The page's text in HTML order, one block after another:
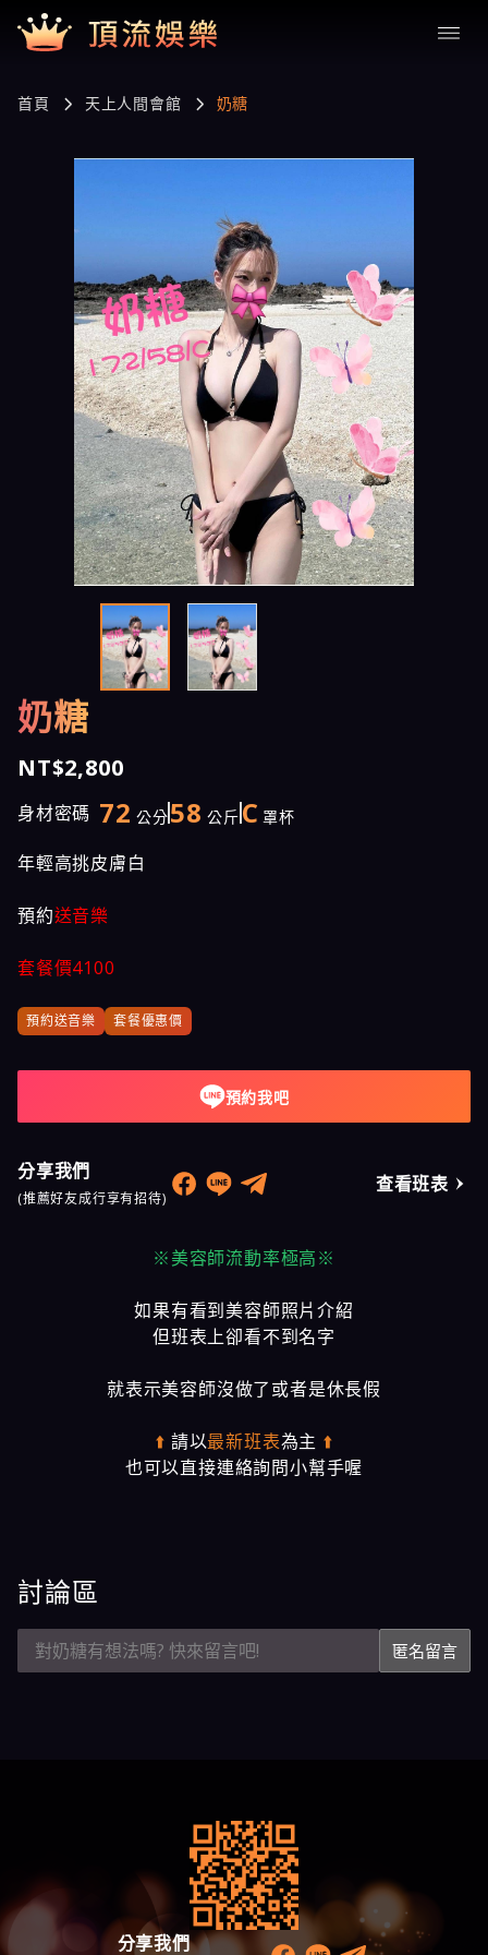
首頁 天上人間會館 奶糖
奶糖
NT$2,800
身材密碼 72 公分58 公斤C 罩杯
年輕高挑皮膚白
預約送音樂
套餐價4100
預約送音樂 套餐優惠價
預約我吧
分享我們
(推薦好友成行享有招待)
查看班表
※美容師流動率極高※
如果有看到美容師照片介紹
但班表上卻看不到名字
就表示美容師沒做了或者是休長假
⬆️ 請以最新班表為主 ⬆️
也可以直接連絡詢問小幫手喔
討論區
匿名留言
分享我們